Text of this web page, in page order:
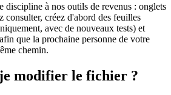
discipline à nos outils de revenus : onglets
consulter, créez d'abord des feuilles
avec de nouveaux tests) et
afin que la prochaine personne de votre
chemin.
modifier le fichier ?